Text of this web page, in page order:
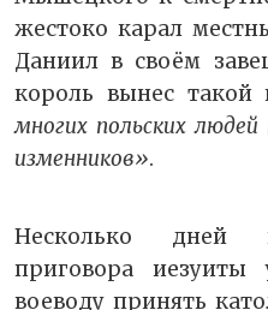
жестоко карал
Даниил в своём
король вынес такой
многих польских
изменников».
Несколько дней
приговора иезуиты
воеводу принять